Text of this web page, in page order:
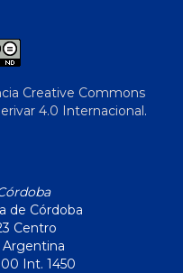
Creative Commons
4.0 Internacional.
de Córdoba
Centro
Argentina
Int. 1450